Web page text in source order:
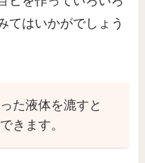
てはいかがでしょう
た液体を漉すと
きます。